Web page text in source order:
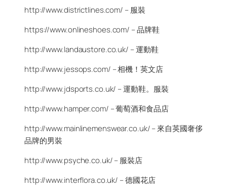
http://www.districtlines.com/ – 服裝
https://www.onlineshoes.com/ – 品牌鞋
http://www.landaustore.co.uk/ – 運動鞋
http://www.jessops.com/ – 相機！英文店
http://www.jdsports.co.uk/ – 運動鞋。服裝
http://www.hamper.com/ – 葡萄酒和食品店
http://www.mainlinemenswear.co.uk/ – 來自英國奢侈
品牌的男裝
http://www.psyche.co.uk/ – 服裝店
http://www.interflora.co.uk/ – 德國花店